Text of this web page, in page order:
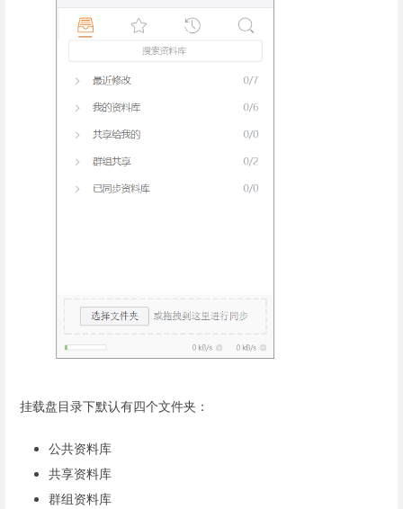
挂载盘目录下默认有四个文件夹：
公共资料库
共享资料库
群组资料库